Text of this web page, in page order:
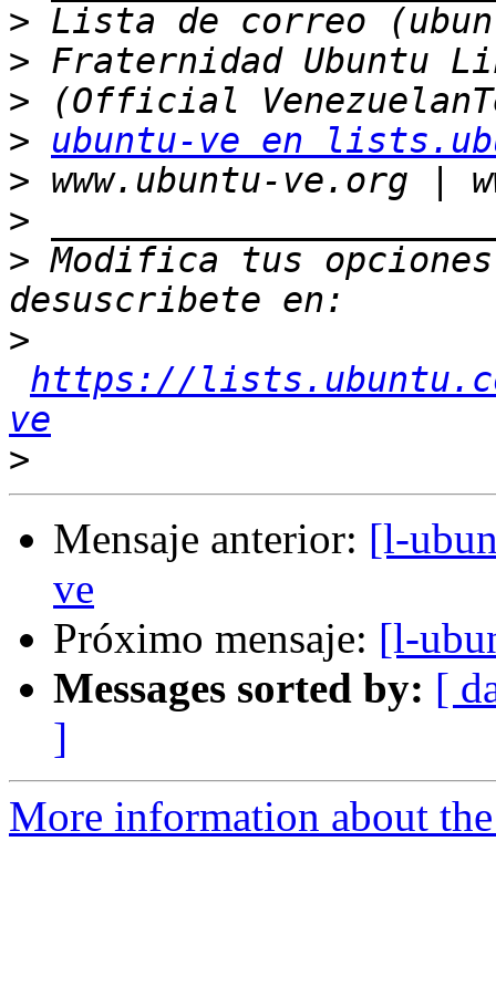
>
>
>
>
ubuntu-ve en
>
>
> Modifica tus
>
https://
ve
>
Mensaje anterior: [l-
ve
Próximo mensaje: [l-
Messages sorted by: [
]
More information about